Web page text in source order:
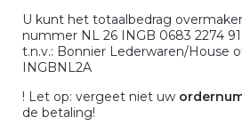
U kunt het totaalbedrag
nummer NL 26 INGB 0683 2274 91
t.n.v.: Bonnier Lederwaren/House
INGBNL2A
! Let op: vergeet niet uw
de betaling!